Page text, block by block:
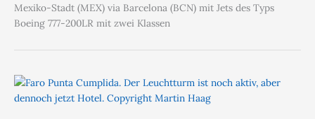
Mexiko-Stadt (MEX) via Barcelona (BCN) mit Jets des Typs
Boeing 777-200LR mit zwei Klassen